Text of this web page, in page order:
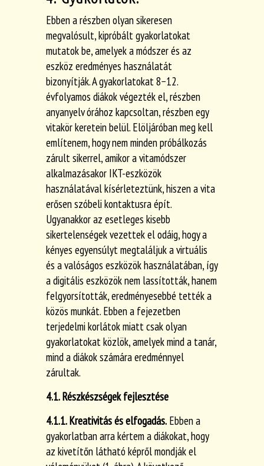
Ebben a részben olyan sikeresen
megvalósult, kipróbált gyakorlatokat
mutatok be, amelyek a módszer és az
eszköz eredményes használatát
bizonyítják. A gyakorlatokat 8−12.
évfolyamos diákok végezték el, részben
anyanyelv órához kapcsoltan, részben egy
vitakör keretein belül. Elöljáróban meg kell
említenem, hogy nem minden próbálkozás
zárult sikerrel, amikor a vitamódszer
alkalmazásakor IKT-eszközök
használatával kísérleteztünk, hiszen a vita
erősen szóbeli kontaktusra épít.
Ugyanakkor az esetleges kisebb
sikertelenségek vezettek el odáig, hogy a
kényes egyensúlyt megtaláljuk a virtuális
és a valóságos eszközök használatában, így
a digitális eszközök nem lassították, hanem
felgyorsították, eredményesebbé tették a
közös munkát. Ebben a fejezetben
terjedelmi korlátok miatt csak olyan
gyakorlatokat közlök, amelyek mind a tanár,
mind a diákok számára eredménnyel
zárultak.
4.1. Részkészségek fejlesztése
4.1.1. Kreativitás és elfogadás. Ebben a
gyakorlatban arra kértem a diákokat, hogy
az kivetítőn látható képről mondják el